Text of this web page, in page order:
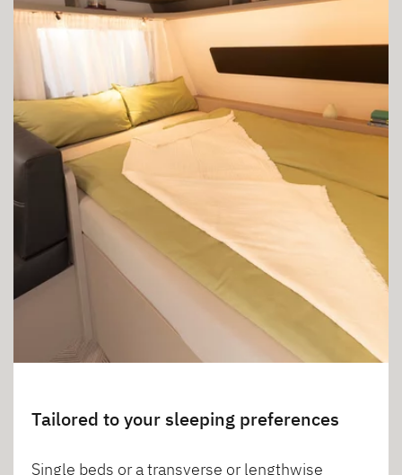
Tailored to your sleeping preferences
Single beds or a transverse or lengthwise